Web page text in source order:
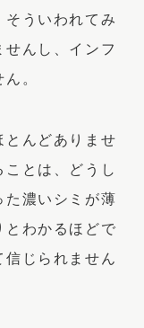
ういわれてみ
んし、インフ
。
とんどありませ
とは、どうし
た濃いシミが薄
とわかるほどで
じられません